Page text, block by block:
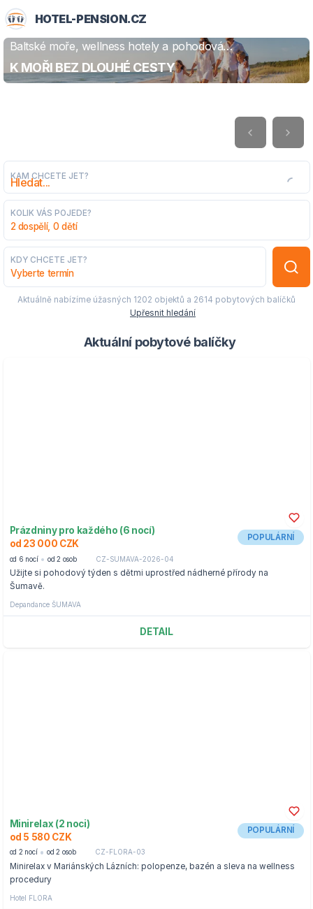
HOTEL-PENSION.CZ
Baltské moře, wellness hotely a pohodová
dovolená
K MOŘI BEZ DLOUHÉ CESTY
ZJISTIT VÍCE
KAM CHCETE JET?
KOLIK VÁS POJEDE?
2 dospělí, 0 dětí
KDY CHCETE JET?
Vyberte termín
Aktuálně nabízíme úžasných 1202 objektů a 2614 pobytových balíčků
Upřesnit hledání
Aktuální pobytové balíčky
Prázdniny pro každého (6 nocí)
od 23 000 CZK
POPULÁRNÍ
od 6 nocí od 2 osob CZ-SUMAVA-2026-04
Užijte si pohodový týden s dětmi uprostřed nádherné přírody na
Šumavě.
Depandance ŠUMAVA
DETAIL
Minirelax (2 noci)
od 5 580 CZK
POPULÁRNÍ
od 2 nocí od 2 osob CZ-FLORA-03
Minirelax v Mariánských Lázních: polopenze, bazén a sleva na wellness
procedury
Hotel FLORA